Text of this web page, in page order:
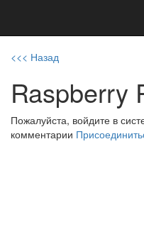
<<< Назад
Raspberry
Пожалуйста, войдите в
комментарии